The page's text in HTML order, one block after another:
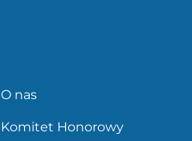
O nas
Komitet Honorowy